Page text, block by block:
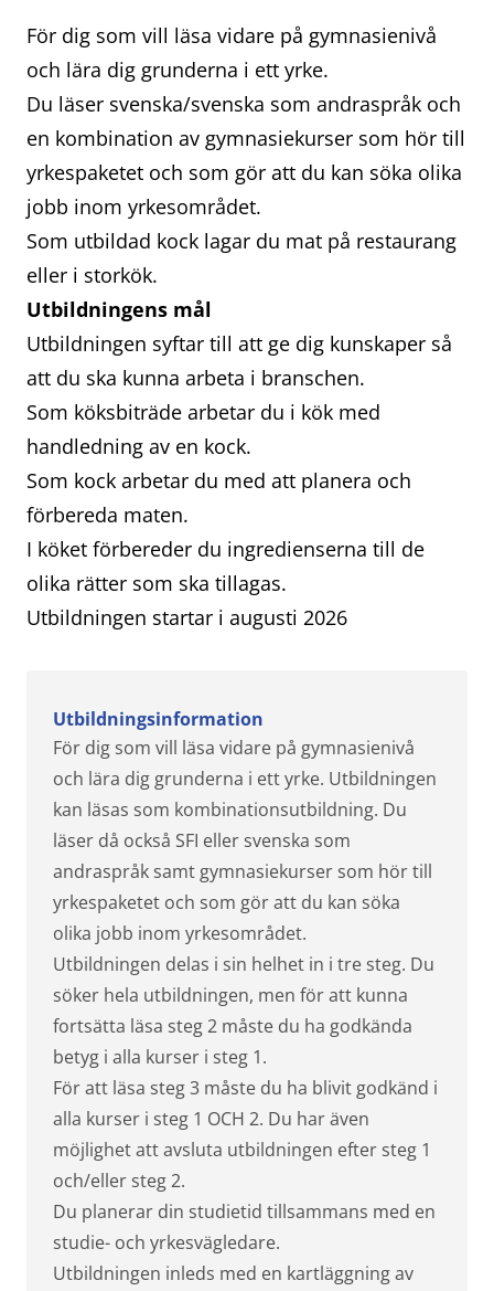
För dig som vill läsa vidare på gymnasienivå
och lära dig grunderna i ett yrke.
Du läser svenska/svenska som andraspråk och
en kombination av gymnasiekurser som hör till
yrkespaketet och som gör att du kan söka olika
jobb inom yrkesområdet.
Som utbildad kock lagar du mat på restaurang
eller i storkök.
Utbildningens mål
Utbildningen syftar till att ge dig kunskaper så
att du ska kunna arbeta i branschen.
Som köksbiträde arbetar du i kök med
handledning av en kock.
Som kock arbetar du med att planera och
förbereda maten.
I köket förbereder du ingredienserna till de
olika rätter som ska tillagas.
Utbildningen startar i augusti 2026
Utbildningsinformation
För dig som vill läsa vidare på gymnasienivå
och lära dig grunderna i ett yrke. Utbildningen
kan läsas som kombinationsutbildning. Du
läser då också SFI eller svenska som
andraspråk samt gymnasiekurser som hör till
yrkespaketet och som gör att du kan söka
olika jobb inom yrkesområdet.
Utbildningen delas i sin helhet in i tre steg. Du
söker hela utbildningen, men för att kunna
fortsätta läsa steg 2 måste du ha godkända
betyg i alla kurser i steg 1.
För att läsa steg 3 måste du ha blivit godkänd i
alla kurser i steg 1 OCH 2. Du har även
möjlighet att avsluta utbildningen efter steg 1
och/eller steg 2.
Du planerar din studietid tillsammans med en
studie- och yrkesvägledare.
Utbildningen inleds med en kartläggning av